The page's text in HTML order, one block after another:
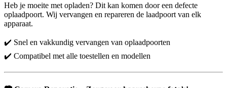
Heb je moeite met opladen? Dit kan komen door een defecte
oplaadpoort. Wij vervangen en repareren de laadpoort van elk
apparaat.
✔️ Snel en vakkundig vervangen van oplaadpoorten
✔️ Compatibel met alle toestellen en modellen